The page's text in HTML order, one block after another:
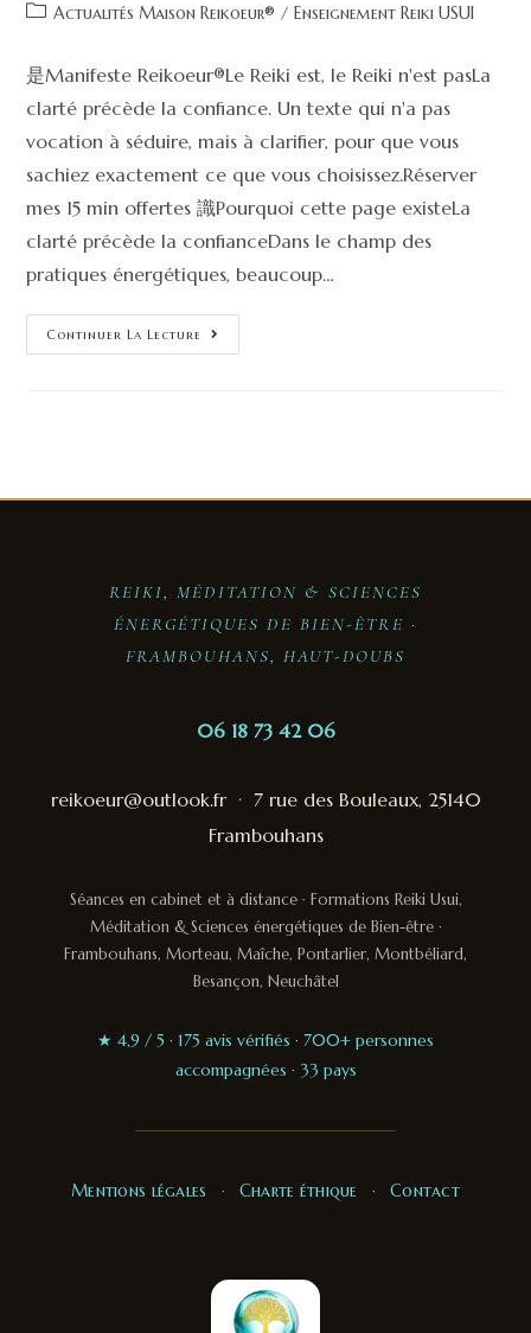
Actualités Maison Reikoeur® / Enseignement Reiki USUI
是Manifeste Reikoeur®Le Reiki est, le Reiki n'est pasLa
clarté précède la confiance. Un texte qui n'a pas
vocation à séduire, mais à clarifier, pour que vous
sachiez exactement ce que vous choisissez.Réserver
mes 15 min offertes 識Pourquoi cette page existeLa
clarté précède la confianceDans le champ des
pratiques énergétiques, beaucoup…
Continuer La Lecture
REIKI, MÉDITATION & SCIENCES
ÉNERGÉTIQUES DE BIEN-ÊTRE ·
FRAMBOUHANS, HAUT-DOUBS
06 18 73 42 06
reikoeur@outlook.fr · 7 rue des Bouleaux, 25140
Frambouhans
Séances en cabinet et à distance · Formations Reiki Usui,
Méditation & Sciences énergétiques de Bien-être ·
Frambouhans, Morteau, Maîche, Pontarlier, Montbéliard,
Besançon, Neuchâtel
★ 4,9 / 5 · 175 avis vérifiés · 700+ personnes
accompagnées · 33 pays
Mentions légales · Charte éthique · Contact